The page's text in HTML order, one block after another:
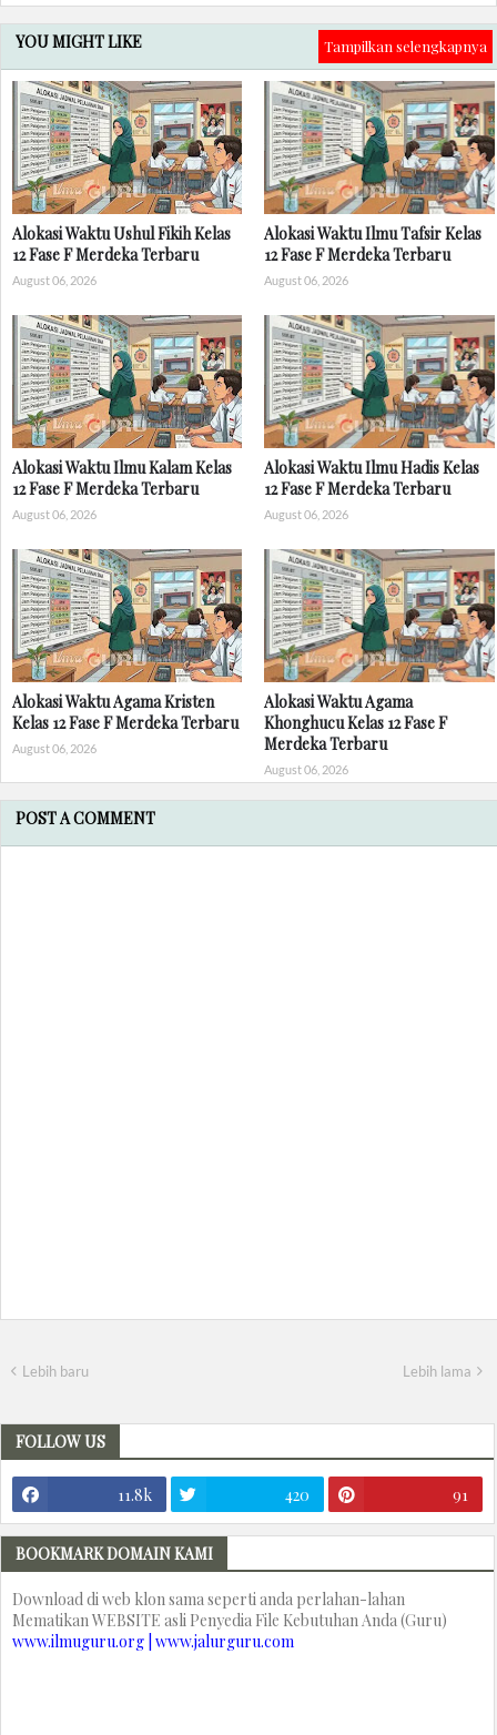
YOU MIGHT LIKE Tampilkan selengkapnya
Alokasi Waktu Ushul Fikih Kelas
12 Fase F Merdeka Terbaru
August 06, 2026
Alokasi Waktu Ilmu Tafsir Kelas
12 Fase F Merdeka Terbaru
August 06, 2026
Alokasi Waktu Ilmu Kalam Kelas
12 Fase F Merdeka Terbaru
August 06, 2026
Alokasi Waktu Ilmu Hadis Kelas
12 Fase F Merdeka Terbaru
August 06, 2026
Alokasi Waktu Agama Kristen
Kelas 12 Fase F Merdeka Terbaru
August 06, 2026
Alokasi Waktu Agama
Khonghucu Kelas 12 Fase F
Merdeka Terbaru
August 06, 2026
POST A COMMENT
Lebih baru Lebih lama
FOLLOW US
11.8k 420 91
BOOKMARK DOMAIN KAMI
Download di web klon sama seperti anda perlahan-lahan
Mematikan WEBSITE asli Penyedia File Kebutuhan Anda (Guru)
www.ilmuguru.org | www.jalurguru.com